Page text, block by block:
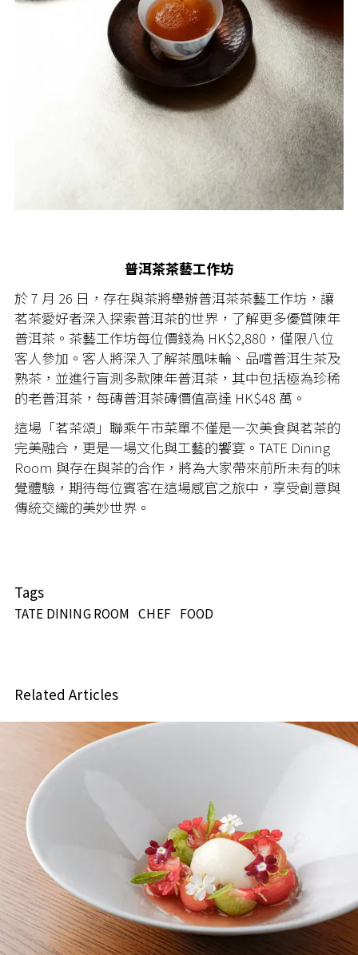
普洱茶茶藝工作坊
於 7 月 26 日，存在與茶將舉辦普洱茶茶藝工作坊，讓
茗茶愛好者深入探索普洱茶的世界，了解更多優質陳年
普洱茶。茶藝工作坊每位價錢為 HK$2,880，僅限八位
客人參加。客人將深入了解茶風味輪、品嚐普洱生茶及
熟茶，並進行盲測多款陳年普洱茶，其中包括極為珍稀
的老普洱茶，每磚普洱茶磚價值高達 HK$48 萬。
這場「茗茶頌」聯乘午市菜單不僅是一次美食與茗茶的
完美融合，更是一場文化與工藝的饗宴。 TATE Dining
Room 與存在與茶的合作，將為大家帶來前所未有的味
覺體驗，期待每位賓客在這場感官之旅中，享受創意與
傳統交織的美妙世界。
Tags
TATE DINING ROOM CHEF FOOD
Related Articles